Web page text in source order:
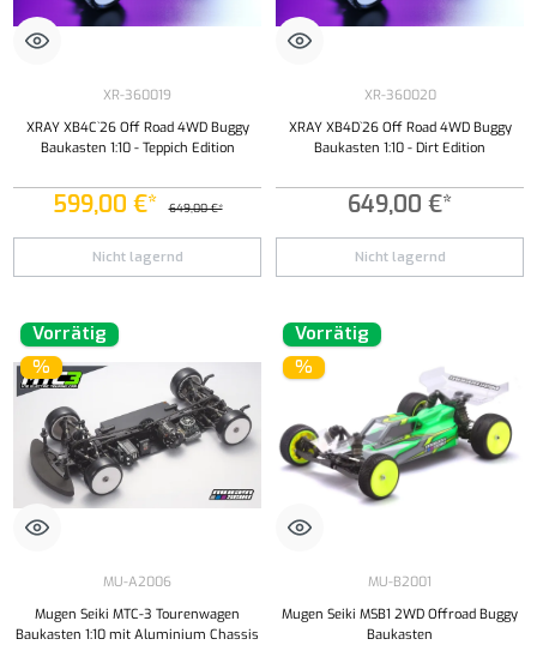
XR-360019
XRAY XB4C`26 Off Road 4WD Buggy
Baukasten 1:10 - Teppich Edition
599,00 €* 649,00 €*
Nicht lagernd
XR-360020
XRAY XB4D`26 Off Road 4WD Buggy
Baukasten 1:10 - Dirt Edition
649,00 €*
Nicht lagernd
Vorrätig
%
MU-A2006
Mugen Seiki MTC-3 Tourenwagen
Baukasten 1:10 mit Aluminium Chassis
Vorrätig
%
MU-B2001
Mugen Seiki MSB1 2WD Offroad Buggy
Baukasten